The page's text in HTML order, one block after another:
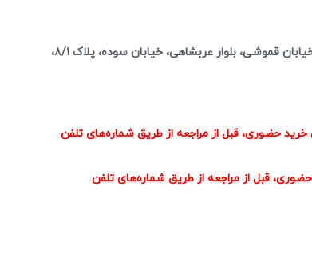
آدرس فروشگاه: تهران، اشرفی اصفهانی، خیابان قموشی، بلوار عربشاهی، خیابان سوده، پلاک ۸/۱،
خرید حضوری، قبل از مراجعه از طریق شماره‌های تلفن
قبل از مراجعه از طریق شماره‌های تلفن